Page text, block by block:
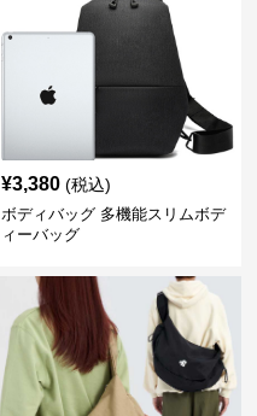
¥3,380 (税込)
ボディバッグ 多機能スリムボデ
ィーバッグ